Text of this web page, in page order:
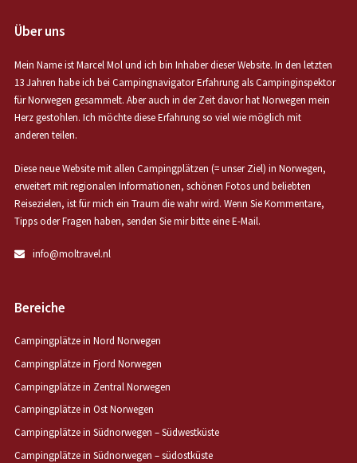
Über uns
Mein Name ist Marcel Mol und ich bin Inhaber dieser Website. In den letzten
13 Jahren habe ich bei Campingnavigator Erfahrung als Campinginspektor
für Norwegen gesammelt. Aber auch in der Zeit davor hat Norwegen mein
Herz gestohlen. Ich möchte diese Erfahrung so viel wie möglich mit
anderen teilen.
Diese neue Website mit allen Campingplätzen (= unser Ziel) in Norwegen,
erweitert mit regionalen Informationen, schönen Fotos und beliebten
Reisezielen, ist für mich ein Traum die wahr wird. Wenn Sie Kommentare,
Tipps oder Fragen haben, senden Sie mir bitte eine E-Mail.
info@moltravel.nl
Bereiche
Campingplätze in Nord Norwegen
Campingplätze in Fjord Norwegen
Campingplätze in Zentral Norwegen
Campingplätze in Ost Norwegen
Campingplätze in Südnorwegen – Südwestküste
Campingplätze in Südnorwegen – südostküste